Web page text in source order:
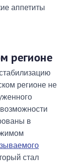
аппетиты
регионе
регионе не
в
стал